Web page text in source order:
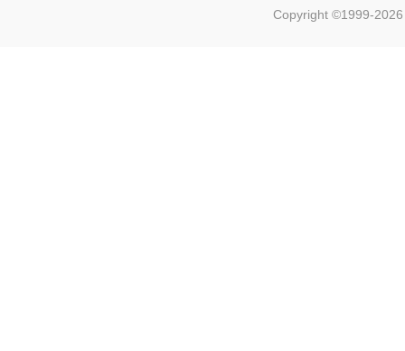
Copyright ©1999-